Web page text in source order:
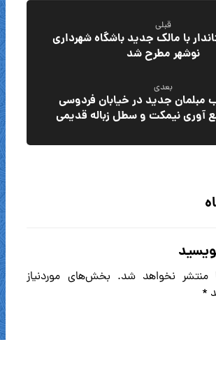
قبلی
با مالک جدید باشگاه شهرداری
نوشهر مطرح شد
بعدی
مبلمان جدید در خیابان فردوسی
آوری نیمکت و سطل زباله قدیمی
منتشر نخواهد شد. بخش‌های موردنیاز
*